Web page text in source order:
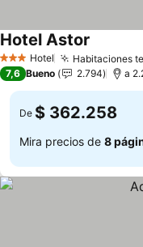
3 Estrellas
Hotel Habitaciones
Hotel Astor
7,6 Bueno 2.794 a
De $ 362.258
Mira precios de 8